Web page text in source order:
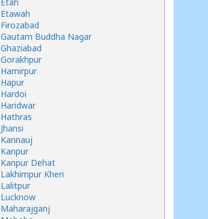
Etawah
Firozabad
Gautam Buddha Nagar
Ghaziabad
Gorakhpur
Hamirpur
Hapur
Hardoi
Haridwar
Hathras
Jhansi
Kannauj
Kanpur
Kanpur Dehat
Lakhimpur Kheri
Lalitpur
Lucknow
Maharajganj